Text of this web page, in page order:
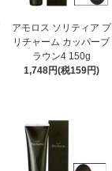
アモロス ソリティア プ
リチャーム カッパーブ
ラウン4 150g
1,748円(税159円)